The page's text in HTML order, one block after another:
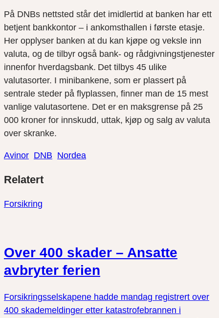
På DNBs nettsted står det imidlertid at banken har ett
betjent bankkontor – i ankomsthallen i første etasje.
Her opplyser banken at du kan kjøpe og veksle inn
valuta, og de tilbyr også bank- og rådgivningstjenester
innenfor hverdagsbank. Det tilbys 45 ulike
valutasorter. I minibankene, som er plassert på
sentrale steder på flyplassen, finner man de 15 mest
vanlige valutasortene. Det er en maksgrense på 25
000 kroner for innskudd, uttak, kjøp og salg av valuta
over skranke.
Avinor DNB Nordea
link
på
på
Relatert
Forsikring
Over 400 skader – Ansatte
avbryter ferien
Forsikringsselskapene hadde mandag registrert over
400 skademeldinger etter katastrofebrannen i